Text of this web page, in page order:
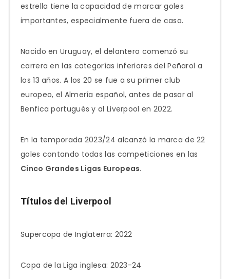
estrella tiene la capacidad de marcar goles
importantes, especialmente fuera de casa.
Nacido en Uruguay, el delantero comenzó su
carrera en las categorías inferiores del Peñarol a
los 13 años. A los 20 se fue a su primer club
europeo, el Almería español, antes de pasar al
Benfica portugués y al Liverpool en 2022.
En la temporada 2023/24 alcanzó la marca de 22
goles contando todas las competiciones en las
Cinco Grandes Ligas Europeas.
Títulos del Liverpool
Supercopa de Inglaterra: 2022
Copa de la Liga inglesa: 2023-24